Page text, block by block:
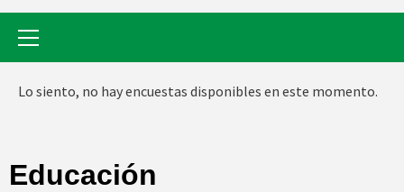
Lo siento, no hay encuestas disponibles en este momento.
Educación